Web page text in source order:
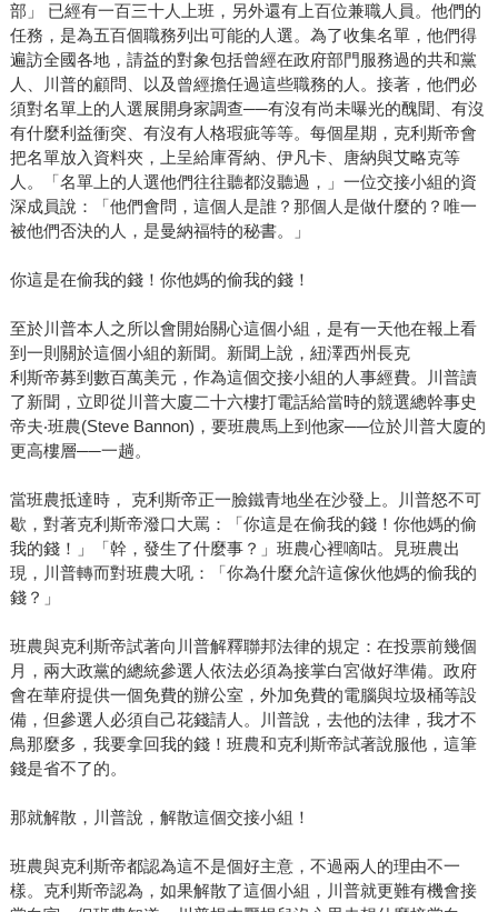
部」 已經有一百三十人上班，另外還有上百位兼職人員。他們的
任務，是為五百個職務列出可能的人選。為了收集名單，他們得
遍訪全國各地，請益的對象包括曾經在政府部門服務過的共和黨
人、川普的顧問、以及曾經擔任過這些職務的人。接著，他們必
須對名單上的人選展開身家調查──有沒有尚未曝光的醜聞、有沒
有什麼利益衝突、有沒有人格瑕疵等等。每個星期，克利斯帝會
把名單放入資料夾，上呈給庫胥納、伊凡卡、唐納與艾略克等
人。「名單上的人選他們往往聽都沒聽過，」一位交接小組的資
深成員說：「他們會問，這個人是誰？那個人是做什麼的？唯一
被他們否決的人，是曼納福特的秘書。」
你這是在偷我的錢！你他媽的偷我的錢！
至於川普本人之所以會開始關心這個小組，是有一天他在報上看
到一則關於這個小組的新聞。新聞上說，紐澤西州長克
利斯帝募到數百萬美元，作為這個交接小組的人事經費。川普讀
了新聞，立即從川普大廈二十六樓打電話給當時的競選總幹事史
帝夫‧班農(Steve Bannon)，要班農馬上到他家──位於川普大廈的
更高樓層──一趟。
當班農抵達時， 克利斯帝正一臉鐵青地坐在沙發上。川普怒不可
歇，對著克利斯帝潑口大罵：「你這是在偷我的錢！你他媽的偷
我的錢！」「幹，發生了什麼事？」班農心裡嘀咕。見班農出
現，川普轉而對班農大吼：「你為什麼允許這傢伙他媽的偷我的
錢？」
班農與克利斯帝試著向川普解釋聯邦法律的規定：在投票前幾個
月，兩大政黨的總統參選人依法必須為接掌白宮做好準備。政府
會在華府提供一個免費的辦公室，外加免費的電腦與垃圾桶等設
備，但參選人必須自己花錢請人。川普說，去他的法律，我才不
鳥那麼多，我要拿回我的錢！班農和克利斯帝試著說服他，這筆
錢是省不了的。
那就解散，川普說，解散這個交接小組！
班農與克利斯帝都認為這不是個好主意，不過兩人的理由不一
樣。克利斯帝認為，如果解散了這個小組，川普就更難有機會接